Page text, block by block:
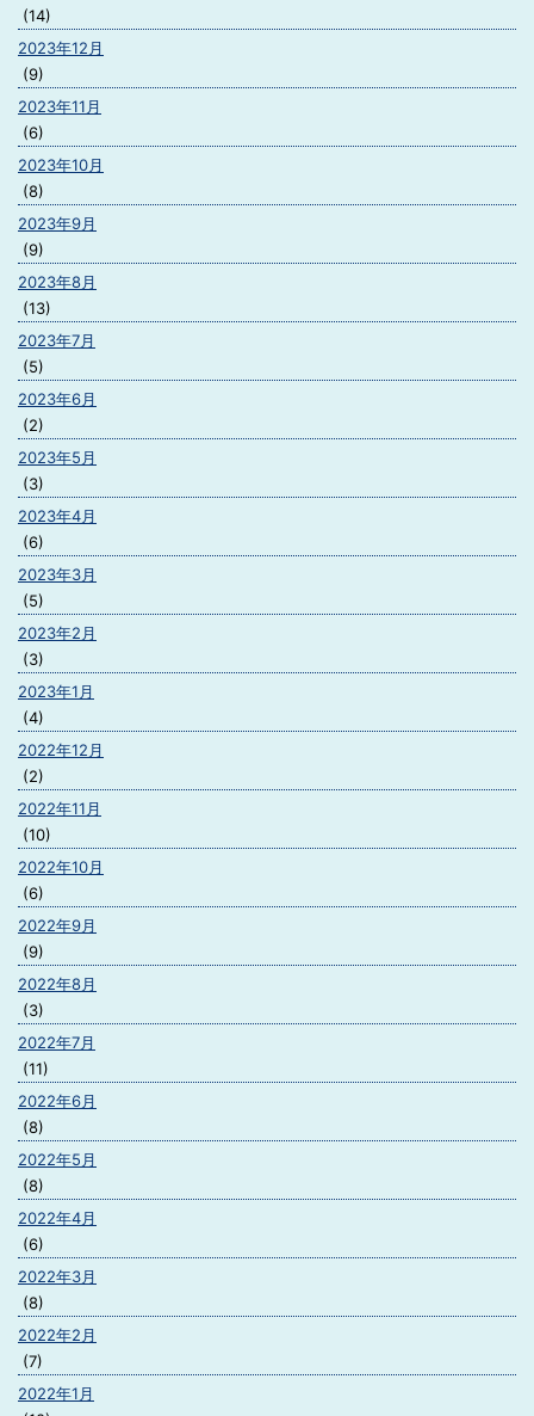
(14)
2023年12月
(9)
2023年11月
(6)
2023年10月
(8)
2023年9月
(9)
2023年8月
(13)
2023年7月
(5)
2023年6月
(2)
2023年5月
(3)
2023年4月
(6)
2023年3月
(5)
2023年2月
(3)
2023年1月
(4)
2022年12月
(2)
2022年11月
(10)
2022年10月
(6)
2022年9月
(9)
2022年8月
(3)
2022年7月
(11)
2022年6月
(8)
2022年5月
(8)
2022年4月
(6)
2022年3月
(8)
2022年2月
(7)
2022年1月